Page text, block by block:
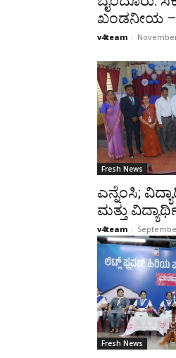
ಖಂಡನೀಯ –
v4team -
Fresh News
ಎನ್ನೆಂಸಿ;
ಮತ್ತು
v4team -
Fresh News